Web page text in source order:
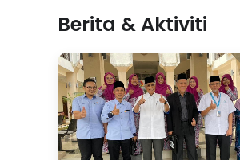
Berita & Aktiviti